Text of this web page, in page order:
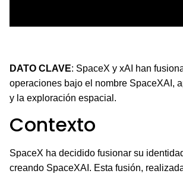
DATO CLAVE: SpaceX y xAI han
operaciones bajo el nombre SpaceXAI,
y la exploración espacial.
Contexto
SpaceX ha decidido fusionar su
creando SpaceXAI. Esta fusión,